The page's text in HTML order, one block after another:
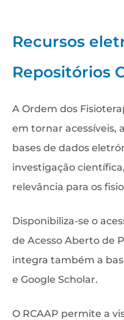
Recursos
Repositórios
A Ordem dos
em tornar acessíveis,
bases de dados
investigação
relevância para os
Disponibiliza-se o
de Acesso Aberto de
integra também a
e Google Scholar.
O RCAAP permite a